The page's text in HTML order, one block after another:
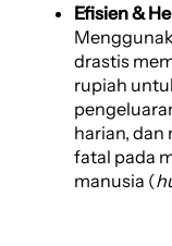
Efisien &
drastis
rupiah
harian,
fatal pada
manusia (